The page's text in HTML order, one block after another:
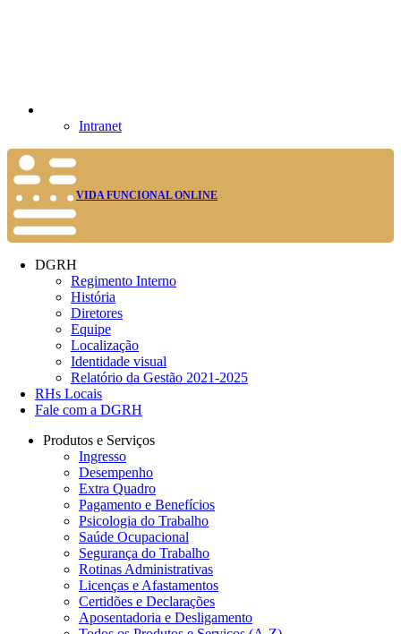
Intranet
VIDA FUNCIONAL ONLINE
DGRH
Regimento Interno
História
Diretores
Equipe
Localização
Identidade visual
Relatório da Gestão 2021-2025
RHs Locais
Fale com a DGRH
Produtos e Serviços
Ingresso
Desempenho
Extra Quadro
Pagamento e Benefícios
Psicologia do Trabalho
Saúde Ocupacional
Segurança do Trabalho
Rotinas Administrativas
Licenças e Afastamentos
Certidões e Declarações
Aposentadoria e Desligamento